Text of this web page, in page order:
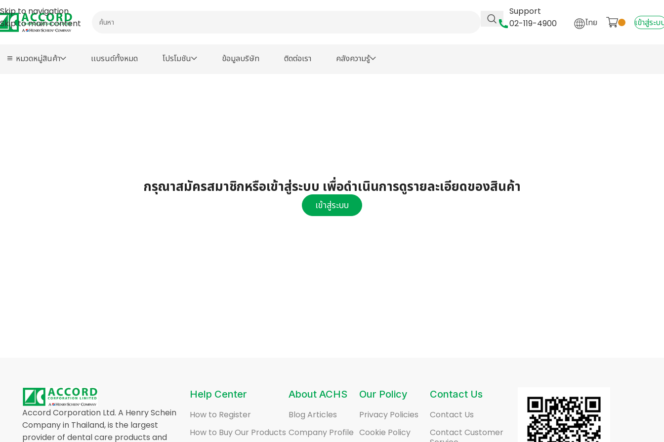
Skip to navigation
Skip to main content
Support
02-119-4900
ไทย เข้าสู่ระบ
หมวดหมู่สินค้า เเบรนด์ทั้งหมด โปรโมชัน ข้อมูลบริษัท ติดต่อเรา คลังความรู้
กรุณาสมัครสมาชิกหรือเข้าสู่ระบบ เพื่อดำเนินการดูรายละเอียดของสินค้า
เข้าสู่ระบบ
Accord Corporation Ltd. A Henry Schein
Company in Thailand, is the largest
provider of dental care products and
Help Center
How to Register
How to Buy Our Products
About ACHS
Blog Articles
Company Profile
Our Policy
Privacy Policies
Cookie Policy
Contact Us
Contact Us
Contact Customer